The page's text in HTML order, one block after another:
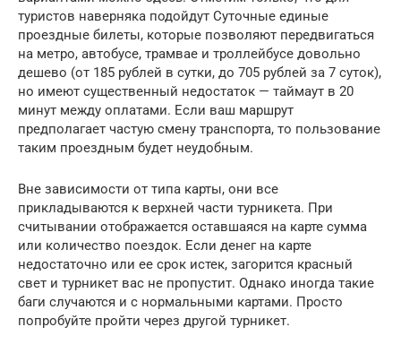
туристов наверняка подойдут Суточные единые
проездные билеты, которые позволяют передвигаться
на метро, автобусе, трамвае и троллейбусе довольно
дешево (от 185 рублей в сутки, до 705 рублей за 7 суток),
но имеют существенный недостаток — таймаут в 20
минут между оплатами. Если ваш маршрут
предполагает частую смену транспорта, то пользование
таким проездным будет неудобным.
Вне зависимости от типа карты, они все
прикладываются к верхней части турникета. При
считывании отображается оставшаяся на карте сумма
или количество поездок. Если денег на карте
недостаточно или ее срок истек, загорится красный
свет и турникет вас не пропустит. Однако иногда такие
баги случаются и с нормальными картами. Просто
попробуйте пройти через другой турникет.